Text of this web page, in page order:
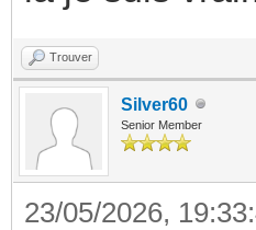
Trouver
Silver60
Senior Member
23/05/2026,